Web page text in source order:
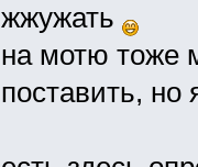
жжужать
на мотю тоже
поставить, но